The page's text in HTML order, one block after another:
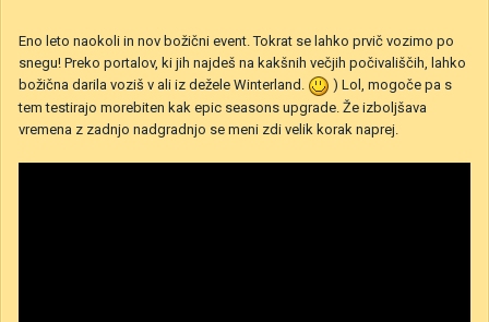
Eno leto naokoli in nov božični event. Tokrat se lahko prvič vozimo po
snegu! Preko portalov, ki jih najdeš na kakšnih večjih počivališčih, lahko
božična darila voziš v ali iz dežele Winterland.
) Lol, mogoče pa s
tem testirajo morebiten kak epic seasons upgrade. Že izboljšava
vremena z zadnjo nadgradnjo se meni zdi velik korak naprej.